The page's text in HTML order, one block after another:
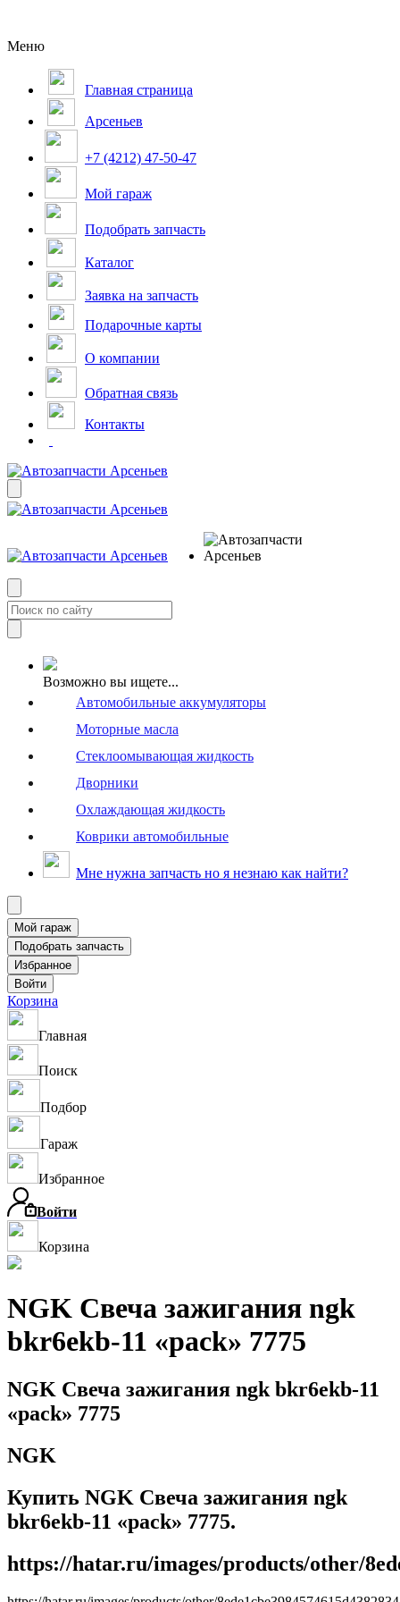
Меню
Главная страница
Арсеньев
+7 (4212) 47-50-47
Мой гараж
Подобрать запчасть
Каталог
Заявка на запчасть
Подарочные карты
О компании
Обратная связь
Контакты
Возможно вы ищете...
Автомобильные аккумуляторы
Моторные масла
Стеклоомывающая жидкость
Дворники
Охлаждающая жидкость
Коврики автомобильные
Мне нужна запчасть но я незнаю как найти?
Корзина
Главная
Поиск
Подбор
Гараж
Избранное
Войти
Корзина
NGK Свеча зажигания ngk
bkr6ekb-11 «pack» 7775
NGK Свеча зажигания ngk bkr6ekb-11
«pack» 7775
NGK
Купить NGK Свеча зажигания ngk
bkr6ekb-11 «pack» 7775.
https://hatar.ru/images/products/other/